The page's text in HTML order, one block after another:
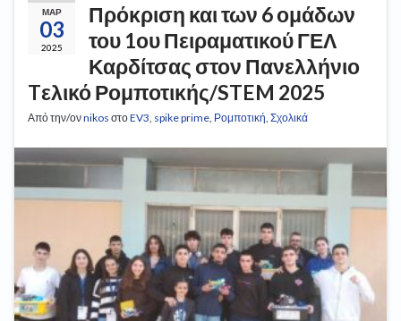
ΜΑΡ
03
2025
Πρόκριση και των 6 ομάδων
του 1ου Πειραματικού ΓΕΛ
Καρδίτσας στον Πανελλήνιο
Tελικό Ρομποτικής/STEM 2025
Από την/ονnikos στοEV3 spike prime Ρομποτική Σχολικά